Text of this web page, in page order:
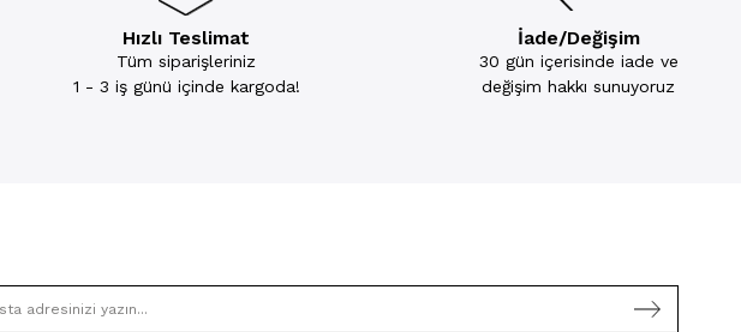
Hızlı Teslimat
Tüm siparişleriniz
1 - 3 iş günü içinde kargoda!
İade/Değişim
30 gün içerisinde iade ve
değişim hakkı sunuyoruz